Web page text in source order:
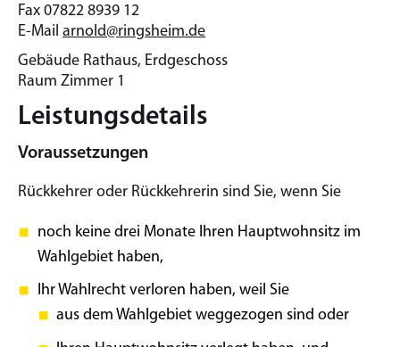
Fax 07822 8939 12
E-Mail arnold@ringsheim.de
Gebäude Rathaus, Erdgeschoss
Raum Zimmer 1
Leistungsdetails
Voraussetzungen
Rückkehrer oder Rückkehrerin sind Sie, wenn Sie
noch keine drei Monate Ihren Hauptwohnsitz im
Wahlgebiet haben,
Ihr Wahlrecht verloren haben, weil Sie
aus dem Wahlgebiet weggezogen sind oder